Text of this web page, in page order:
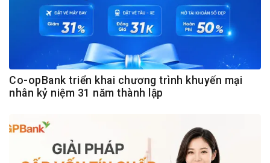
Co-opBank triển khai chương trình khuyến mại
nhân kỷ niệm 31 năm thành lập